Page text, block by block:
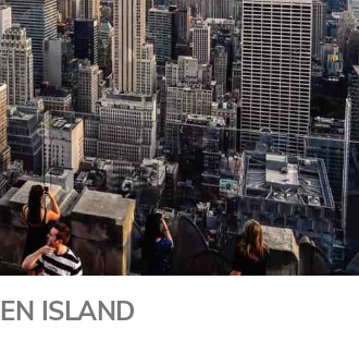
ISLAND